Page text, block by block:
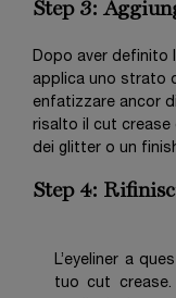
Step 3:
Dopo aver definito
applica uno strato
enfatizzare ancor
risalto il cut crease
dei glitter o un
Step 4:
L’eyeliner a
tuo cut crease.